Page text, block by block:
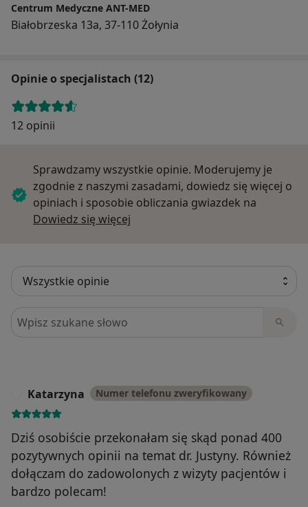
Centrum Medyczne ANT-MED
Białobrzeska 13a, 37-110 Żołynia
Opinie o specjalistach (12)
12 opinii
Sprawdzamy wszystkie opinie. Moderujemy je
zgodnie z naszymi zasadami, dowiedz się więcej o
opiniach i sposobie obliczania gwiazdek na
Dowiedz się więcej
Szukaj w opiniach
Katarzyna Numer telefonu zweryfikowany
Dziś osobiście przekonałam się skąd ponad 400
pozytywnych opinii na temat dr. Justyny. Również
dołączam do zadowolonych z wizyty pacjentów i
bardzo polecam!